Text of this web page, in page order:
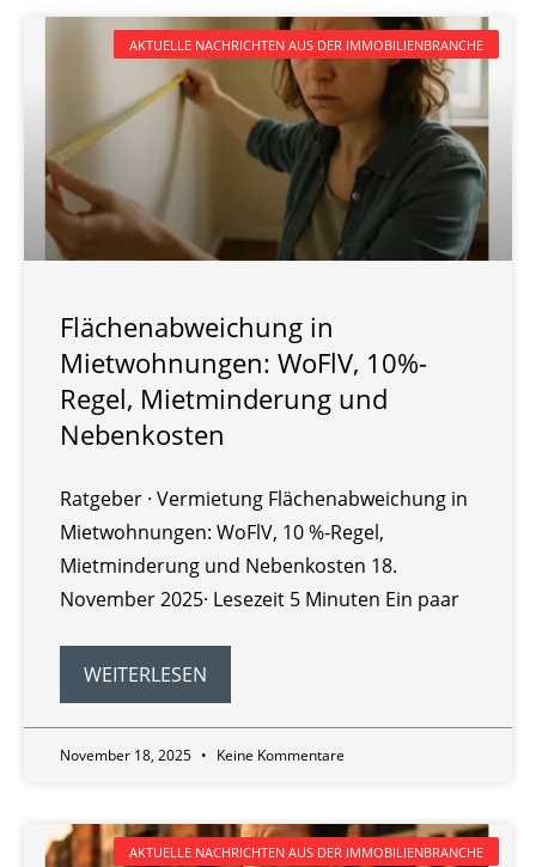
AKTUELLE NACHRICHTEN AUS DER IMMOBILIENBRANCHE
Flächenabweichung in
Mietwohnungen: WoFlV, 10%-
Regel, Mietminderung und
Nebenkosten
Ratgeber · Vermietung Flächenabweichung in
Mietwohnungen: WoFlV, 10 %-Regel,
Mietminderung und Nebenkosten 18.
November 2025· Lesezeit 5 Minuten Ein paar
WEITERLESEN
November 18, 2025 Keine Kommentare
AKTUELLE NACHRICHTEN AUS DER IMMOBILIENBRANCHE